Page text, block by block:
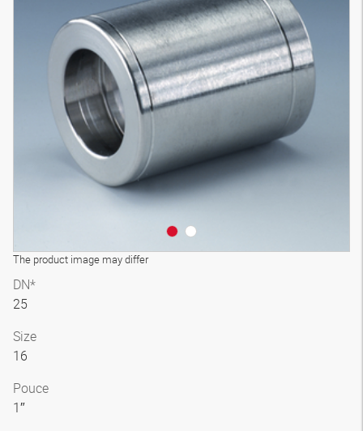
The product image may differ
DN*
25
Size
16
Pouce
1″